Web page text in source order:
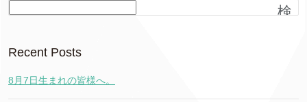
検
Recent Posts
8月7日生まれの皆様へ。